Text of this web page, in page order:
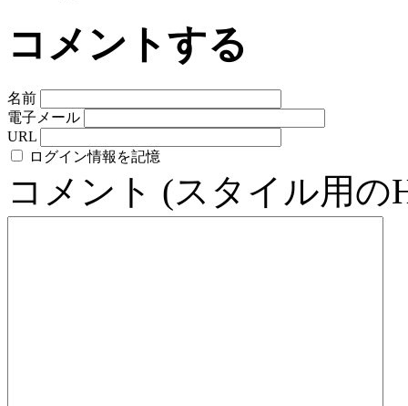
コメントする
名前
電子メール
URL
ログイン情報を記憶
コメント (スタイル用